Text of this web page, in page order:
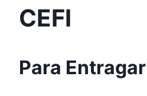
CEFI
Para